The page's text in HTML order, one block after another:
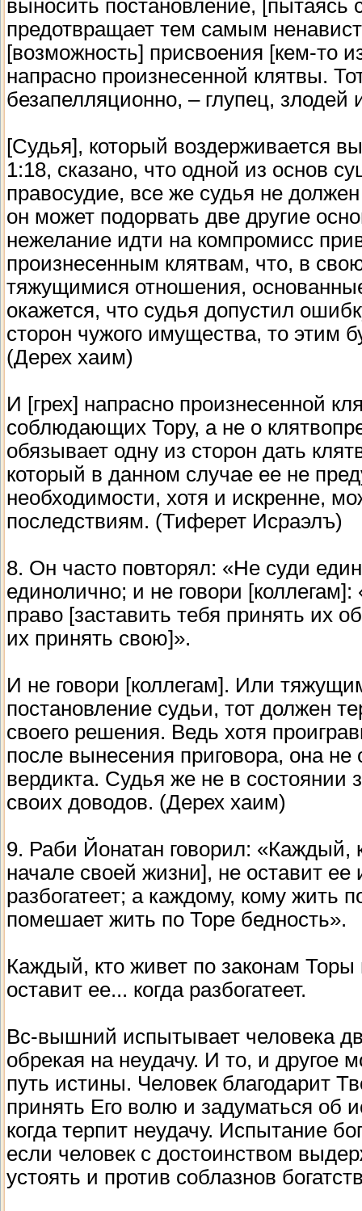
выносить постановление, [пытаясь
предотвращает тем самым
[возможность] присвоения [кем-то
напрасно произнесенной клятвы.
безапелляционно, – глупец, злодей
[Судья], который воздерживается
1:18, сказано, что одной из основ
правосудие, все же судья не
он может подорвать две другие
нежелание идти на компромисс
произнесенным клятвам, что, в
тяжущимися отношения,
окажется, что судья допустил
сторон чужого имущества, то этим
(Дерех хаим)
И [грех] напрасно произнесенной
соблюдающих Тору, а не о
обязывает одну из сторон дать
который в данном случае ее не
необходимости, хотя и искренне,
последствиям. (Тиферет Исраэлъ)
8. Он часто повторял: «Не суди
единолично; и не говори
право [заставить тебя принять их
их принять свою]».
И не говори [коллегам]. Или
постановление судьи, тот должен
своего решения. Ведь хотя
после вынесения приговора, она не
вердикта. Судья же не в состоянии
своих доводов. (Дерех хаим)
9. Раби Йонатан говорил: «Каждый,
начале своей жизни], не оставит ее
разбогатеет; а каждому, кому жить
помешает жить по Торе бедность».
Каждый, кто живет по законам
оставит ее... когда разбогатеет.
Вс-вышний испытывает человека
обрекая на неудачу. И то, и другое
путь истины. Человек благодарит
принять Его волю и задуматься об
когда терпит неудачу. Испытание
если человек с достоинством
устоять и против соблазнов